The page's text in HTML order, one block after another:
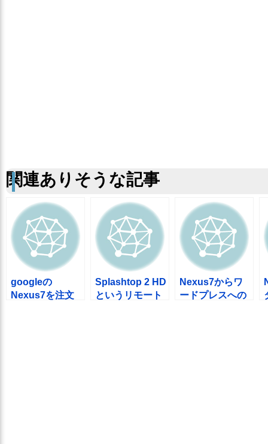
関連ありそうな記事
googleの
Nexus7を注文
Splashtop 2 HD
というリモート
Nexus7からワ
ードプレスへの